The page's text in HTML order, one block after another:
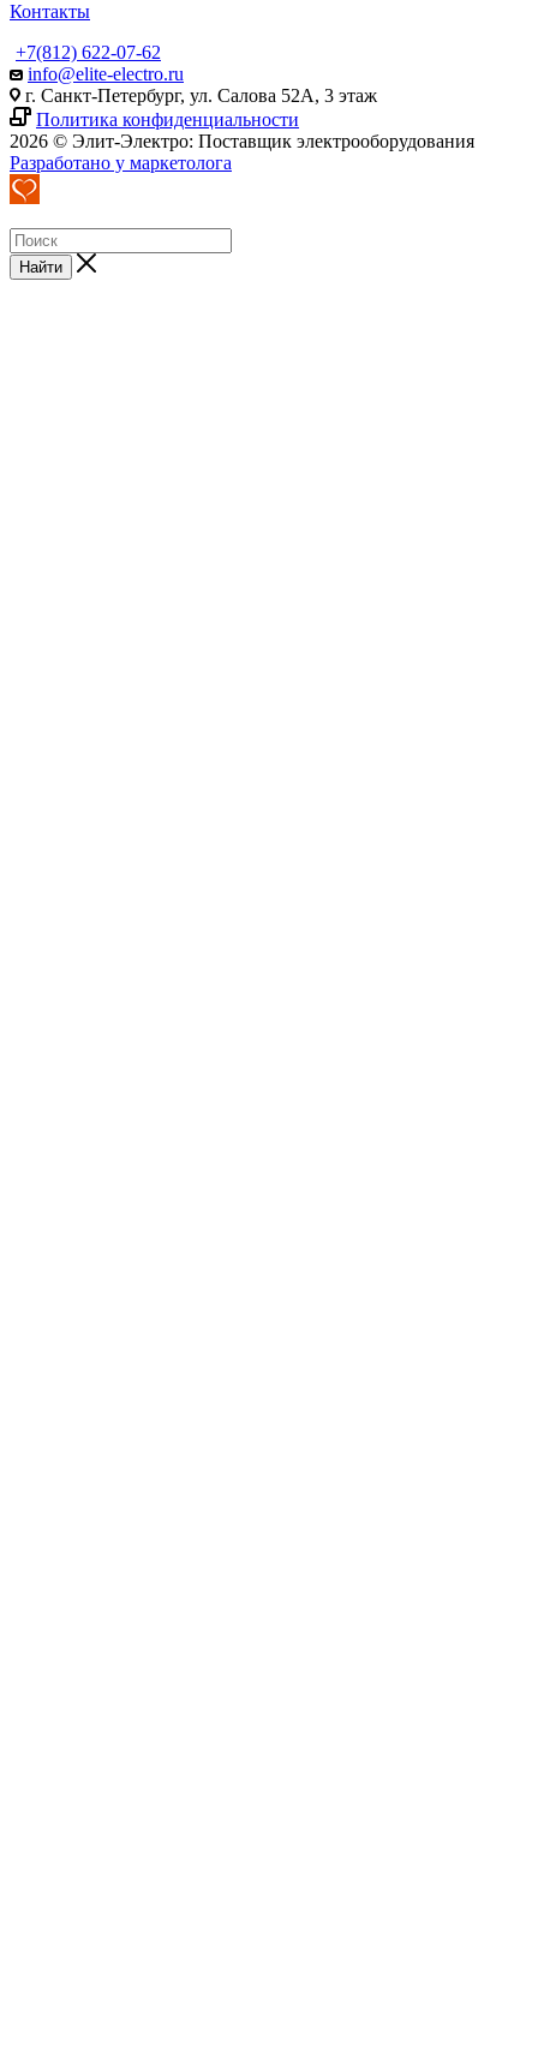
Контакты
+7(812) 622-07-62
info@elite-electro.ru
г. Санкт-Петербург, ул. Салова 52А, 3 этаж
Политика конфиденциальности
2026 © Элит-Электро: Поставщик электрооборудования
Разработано у маркетолога
Найти